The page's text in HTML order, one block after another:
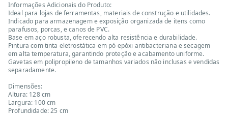
Informações Adicionais do Produto:
Ideal para lojas de ferramentas, materiais de construção e utilidades.
Indicado para armazenagem e exposição organizada de itens como
parafusos, porcas, e canos de PVC.
Base em aço robusta, oferecendo alta resistência e durabilidade.
Pintura com tinta eletrostática em pó epóxi antibacteriana e secagem
em alta temperatura, garantindo proteção e acabamento uniforme.
Gavetas em polipropileno de tamanhos variados não inclusas e vendidas
separadamente.
Dimensões:
Altura: 128 cm
Largura: 100 cm
Profundidade: 25 cm